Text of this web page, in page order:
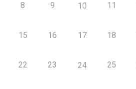
8 9 10 11
15 16 17 18
22 23 24 25